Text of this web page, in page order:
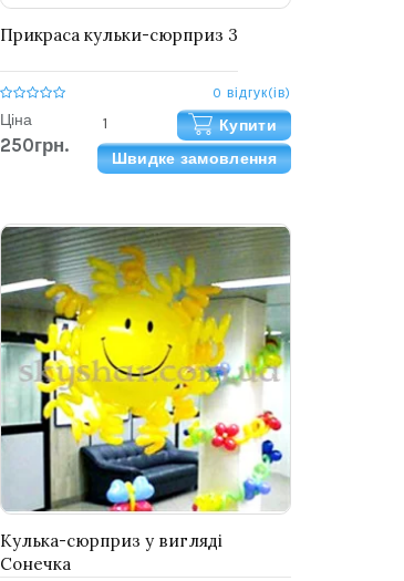
Прикраса кульки-сюрприз 3
0 відгук(ів)
Ціна
250грн.
Купити
Швидке замовлення
Кулька-сюрприз у вигляді
Сонечка